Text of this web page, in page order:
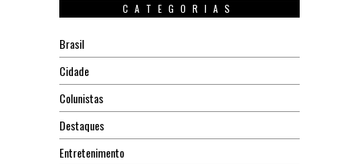
CATEGORIAS
Brasil
Cidade
Colunistas
Destaques
Entretenimento